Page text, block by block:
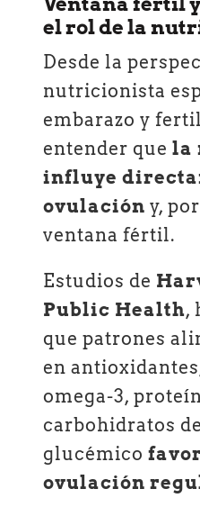
el rol de la
Desde la
nutricionista
embarazo y
entender quela
influye
ovulación y,
ventana fértil.
Estudios de
Public Health,
que patrones
en
omega-3,
carbohidratos
glucémico
ovulación